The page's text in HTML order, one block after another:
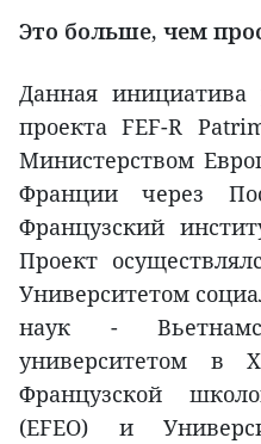
Это больше, чем
Данная инициатива
проекта FEF-R
Министерством
Франции через
Французский
Проект
Университетом
наук -
университетом в
Французской
(EFEO) и